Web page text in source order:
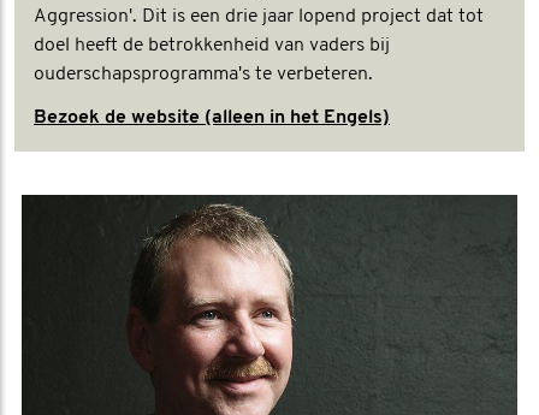
Aggression'. Dit is een drie jaar lopend project dat tot
doel heeft de betrokkenheid van vaders bij
ouderschapsprogramma's te verbeteren.
Bezoek de website (alleen in het Engels)